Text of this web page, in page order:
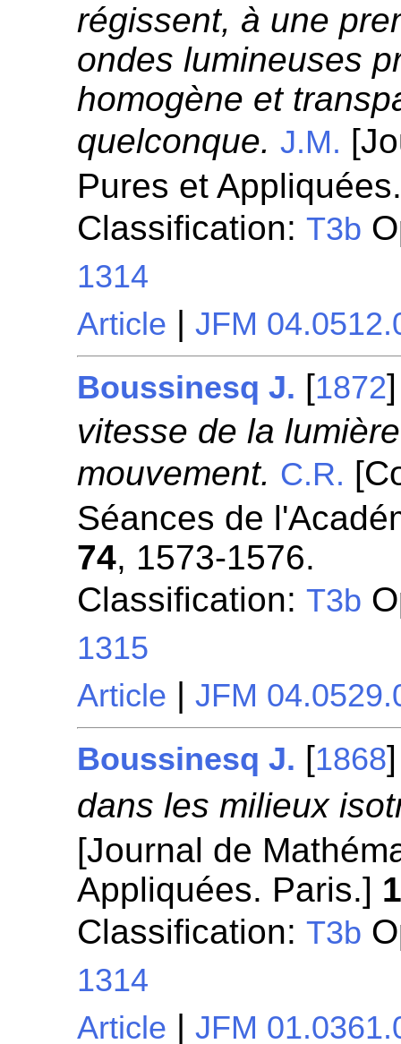
régissent, à une
ondes lumineuses
homogène et
quelconque. J.M.
Pures et
Classification:T3b
1314
Article |JFM
Boussinesq J. [1872
vitesse de la
mouvement. C.R.
Séances de
74, 1573-1576.
Classification:T3b
1315
Article |JFM
Boussinesq J. [1868
dans les milieux
[Journal de
Appliquées. Paris.]
Classification:T3b
1314
Article |JFM